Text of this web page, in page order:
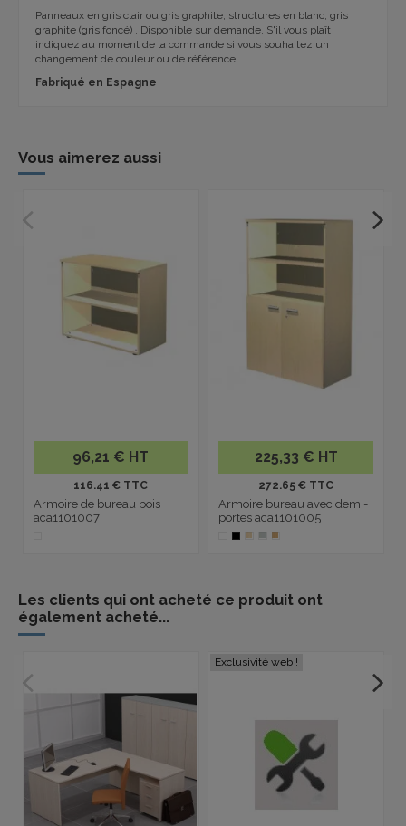
Panneaux en gris clair ou gris graphite; structures en blanc, gris
graphite (gris foncé) . Disponible sur demande. S'il vous plaît
indiquez au moment de la commande si vous souhaitez un
changement de couleur ou de référence.
Fabriqué en Espagne
Vous aimerez aussi
96,21 € HT
116.41 € TTC
Armoire de bureau bois
aca1101007
225,33 € HT
272.65 € TTC
Armoire bureau avec demi-
portes aca1101005
Les clients qui ont acheté ce produit ont
également acheté...
Exclusivité web !